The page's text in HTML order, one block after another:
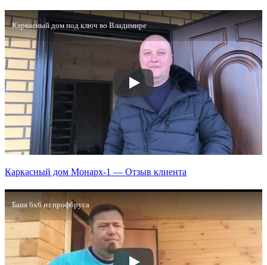
Каркасный дом под ключ во Владимире
Каркасный дом Монарх-1 — Отзыв клиента
Баня 6х6 из профбруса